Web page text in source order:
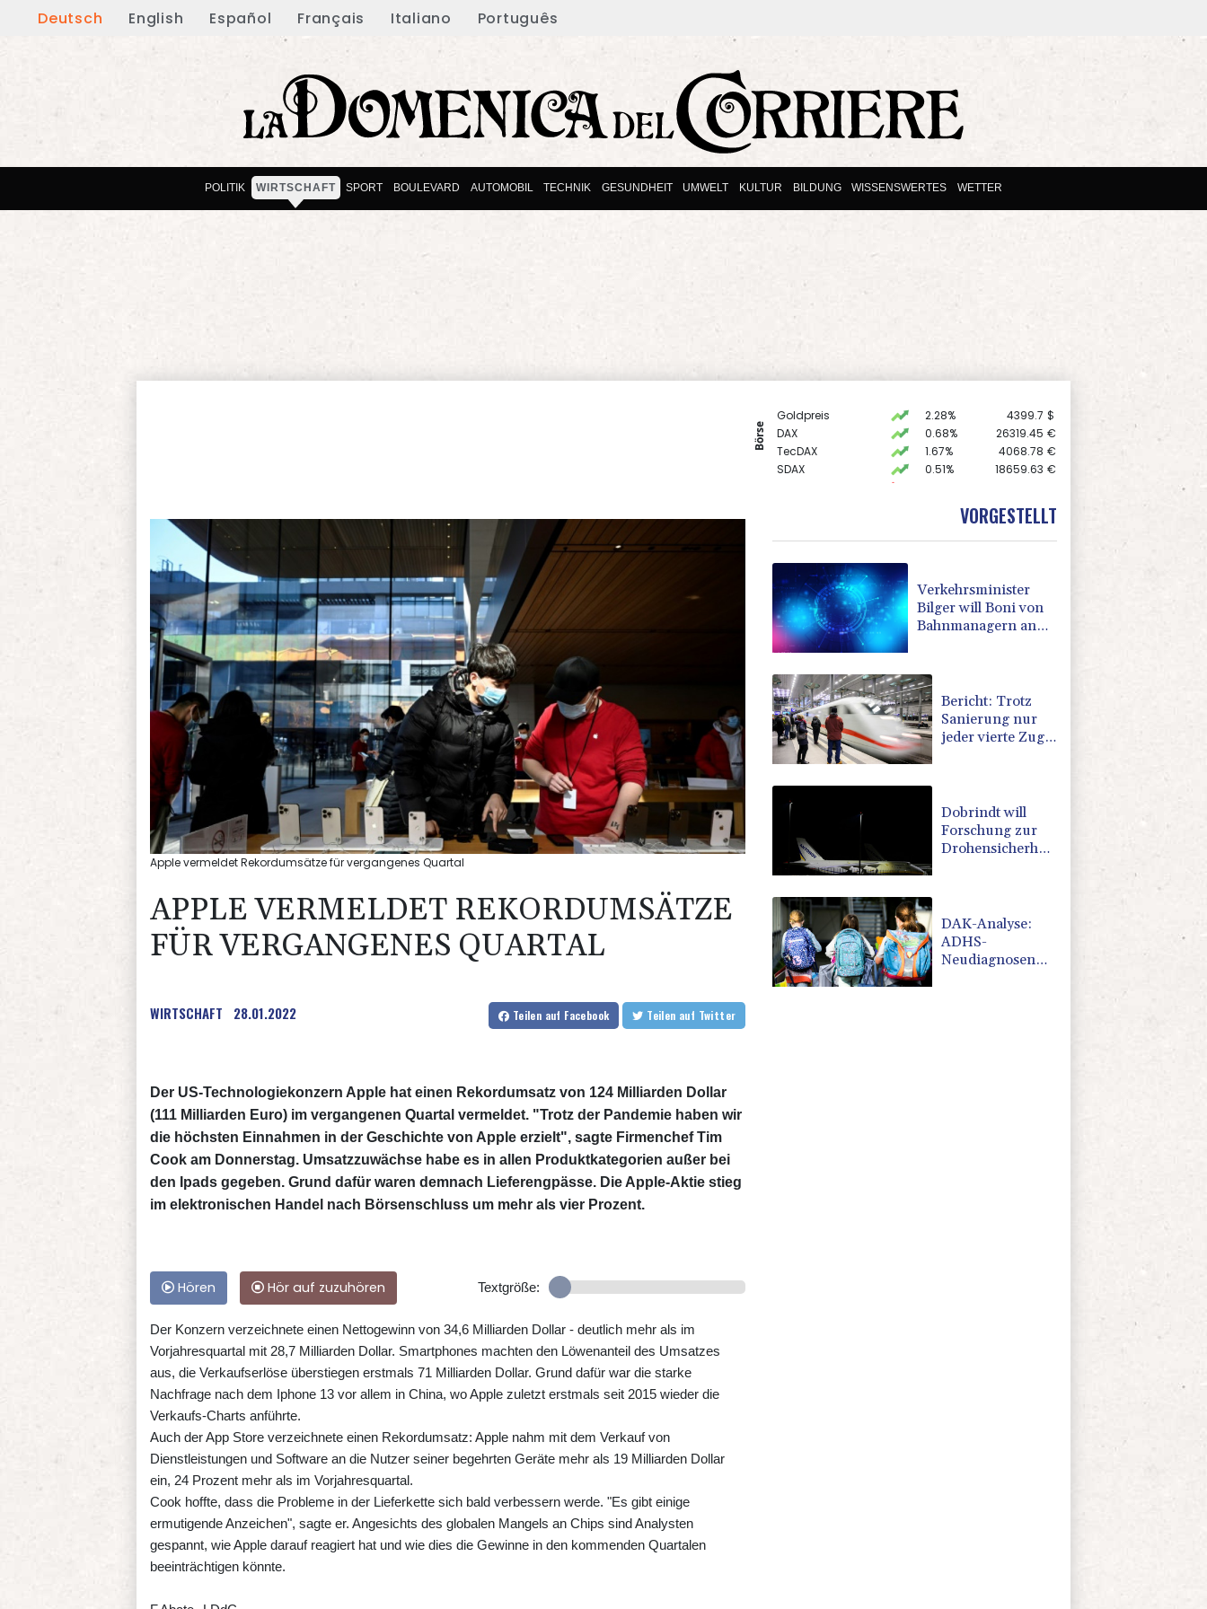
Deutsch English Español Français Italiano Português
POLITIK WIRTSCHAFT SPORT BOULEVARD AUTOMOBIL TECHNIK GESUNDHEIT UMWELT KULTUR BILDUNG WISSENSWERTES WETTER
Börse
Goldpreis 2.28% 4399.7 $
DAX
0.68% 26319.45 €
TecDAX
1.67% 4068.78 €
SDAX
0.51% 18659.63 €
6523.86 €
1.1562 $
Apple vermeldet Rekordumsätze für vergangenes Quartal
APPLE VERMELDET REKORDUMSÄTZE
FÜR VERGANGENES QUARTAL
WIRTSCHAFT 28.01.2022 Teilen auf Facebook Teilen auf Twitter
Der US-Technologiekonzern Apple hat einen Rekordumsatz von 124 Milliarden Dollar
(111 Milliarden Euro) im vergangenen Quartal vermeldet. "Trotz der Pandemie haben wir
die höchsten Einnahmen in der Geschichte von Apple erzielt", sagte Firmenchef Tim
Cook am Donnerstag. Umsatzzuwächse habe es in allen Produktkategorien außer bei
den Ipads gegeben. Grund dafür waren demnach Lieferengpässe. Die Apple-Aktie stieg
im elektronischen Handel nach Börsenschluss um mehr als vier Prozent.
Hören Hör auf zuzuhören Textgröße:
Der Konzern verzeichnete einen Nettogewinn von 34,6 Milliarden Dollar - deutlich mehr als im
Vorjahresquartal mit 28,7 Milliarden Dollar. Smartphones machten den Löwenanteil des Umsatzes
aus, die Verkaufserlöse überstiegen erstmals 71 Milliarden Dollar. Grund dafür war die starke
Nachfrage nach dem Iphone 13 vor allem in China, wo Apple zuletzt erstmals seit 2015 wieder die
Verkaufs-Charts anführte.
Auch der App Store verzeichnete einen Rekordumsatz: Apple nahm mit dem Verkauf von
Dienstleistungen und Software an die Nutzer seiner begehrten Geräte mehr als 19 Milliarden Dollar
ein, 24 Prozent mehr als im Vorjahresquartal.
Cook hoffte, dass die Probleme in der Lieferkette sich bald verbessern werde. "Es gibt einige
ermutigende Anzeichen", sagte er. Angesichts des globalen Mangels an Chips sind Analysten
gespannt, wie Apple darauf reagiert hat und wie dies die Gewinne in den kommenden Quartalen
beeinträchtigen könnte.
VORGESTELLT
Verkehrsminister
Bilger will Boni von
Bahnmanagern an
Bericht: Trotz
Sanierung nur
jeder vierte Zug
Dobrindt will
Forschung zur
Drohensicherheit
DAK-Analyse:
ADHS-
Neudiagnosen